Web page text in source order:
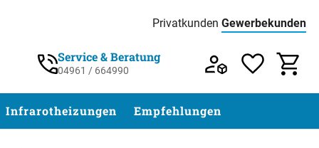
Privatkunden Preisliste:
Gewerbekunden
Service & Beratung unter 04961 / 77
Service & Beratung
04961 / 664990
Infrarotheizungen Empfehlungen